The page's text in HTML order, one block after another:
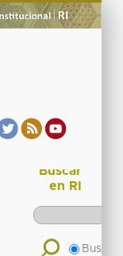
Buscar
en RI
Buscar